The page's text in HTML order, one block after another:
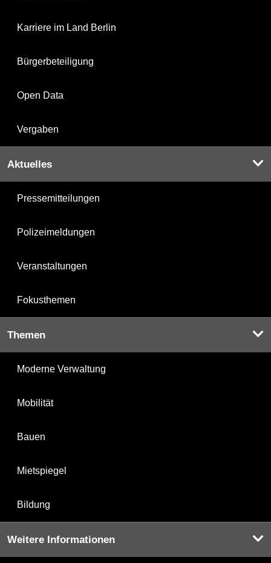
Karriere im Land Berlin
Bürgerbeteiligung
Open Data
Vergaben
Aktuelles
Pressemitteilungen
Polizeimeldungen
Veranstaltungen
Fokusthemen
Themen
Moderne Verwaltung
Mobilität
Bauen
Mietspiegel
Bildung
Weitere Informationen